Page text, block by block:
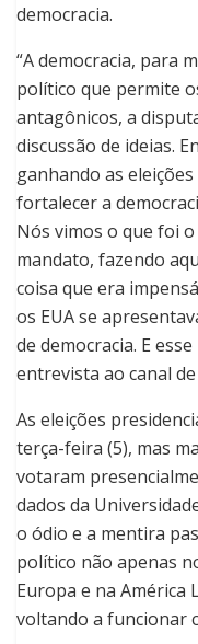
democracia.
“A democracia, para
político que permite
antagônicos, a
discussão de ideias.
ganhando as
fortalecer a
Nós vimos o que foi
mandato, fazendo
coisa que era
os EUA se
de democracia. E
entrevista ao canal
As eleições
terça-feira (5), mas
votaram
dados da
o ódio e a mentira
político não apenas
Europa e na América
voltando a funcionar